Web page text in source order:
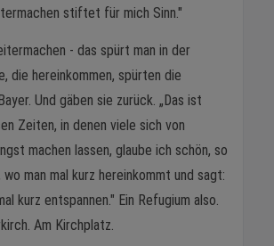
stiftet für mich Sinn."
- das spürt man in der
die hereinkommen, spürten die
Und gäben sie zurück. „Das ist
Zeiten, in denen viele sich von
machen lassen, glaube ich schön, so
wo man mal kurz hereinkommt und sagt:
kurz entspannen." Ein Refugium also.
Am Kirchplatz.